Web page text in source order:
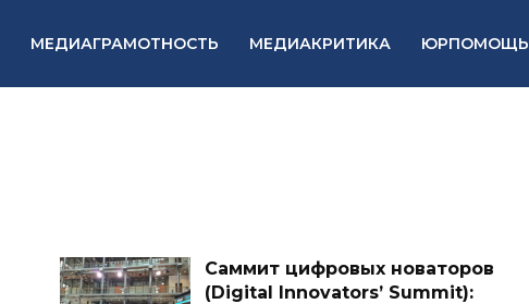
МЕДИАГРАМОТНОСТЬ МЕДИАКРИТИКА ЮРПОМОЩЬ
Саммит цифровых новаторов
(Digital Innovators’ Summit):